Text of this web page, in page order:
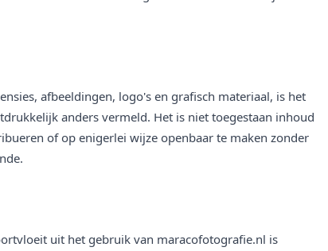
afbeeldingen, logo's en grafisch materiaal, is het
anders vermeld. Het is niet toegestaan inhoud
of op enigerlei wijze openbaar te maken zonder
uit het gebruik van maracofotografie.nl is